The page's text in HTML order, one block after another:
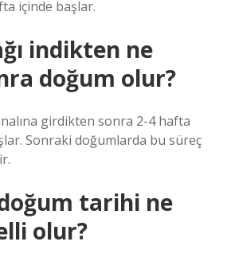
içinde başlar.
indikten ne
doğum olur?
girdikten sonra 2-4 hafta
Sonraki doğumlarda bu süreç
tarihi ne
olur?